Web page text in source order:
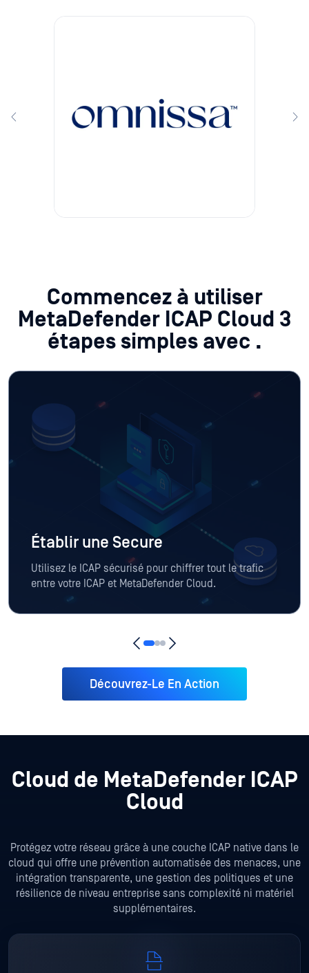
Commencez à utiliser
MetaDefender ICAP Cloud 3
étapes simples avec .
Établir une Secure
Utilisez le ICAP sécurisé pour chiffrer tout le trafic
entre votre ICAP et MetaDefender Cloud.
Découvrez-Le En Action
Cloud de MetaDefender ICAP
Cloud
Protégez votre réseau grâce à une couche ICAP native dans le
cloud qui offre une prévention automatisée des menaces, une
intégration transparente, une gestion des politiques et une
résilience de niveau entreprise sans complexité ni matériel
supplémentaires.